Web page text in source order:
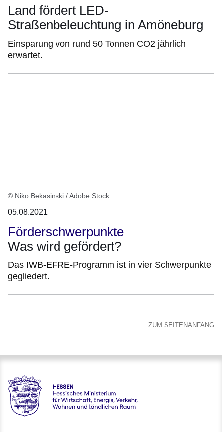
Land fördert LED-
Straßenbeleuchtung in Amöneburg
Einsparung von rund 50 Tonnen CO2 jährlich
erwartet.
© Niko Bekasinski / Adobe Stock
05.08.2021
Förderschwerpunkte
Was wird gefördert?
Das IWB-EFRE-Programm ist in vier Schwerpunkte
gegliedert.
ZUM SEITENANFANG
Hessen - Hessisches Ministerium für Wirtschaft, Energie,